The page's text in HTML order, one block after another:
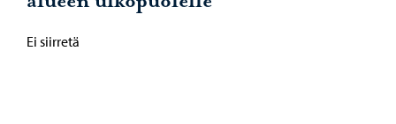
Ei siirretä